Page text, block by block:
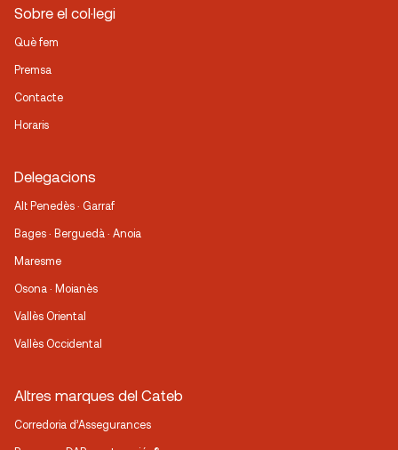
Sobre el col·legi
Què fem
Premsa
Contacte
Horaris
Delegacions
Alt Penedès · Garraf
Bages · Berguedà · Anoia
Maresme
Osona · Moianès
Vallès Oriental
Vallès Occidental
Altres marques del Cateb
Corredoria d’Assegurances